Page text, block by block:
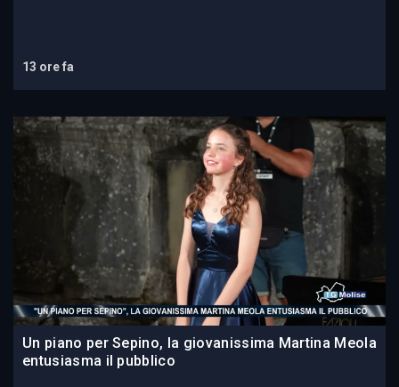
13 ore fa
Un piano per Sepino, la giovanissima Martina Meola
entusiasma il pubblico